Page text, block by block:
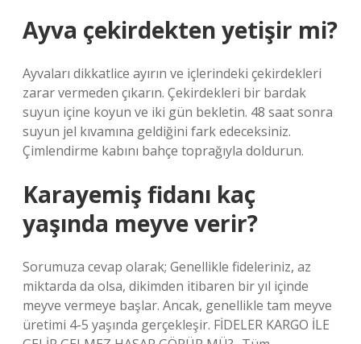
Ayva çekirdekten yetişir mi?
Ayvaları dikkatlice ayırın ve içlerindeki çekirdekleri
zarar vermeden çıkarın. Çekirdekleri bir bardak
suyun içine koyun ve iki gün bekletin. 48 saat sonra
suyun jel kıvamına geldiğini fark edeceksiniz.
Çimlendirme kabını bahçe toprağıyla doldurun.
Karayemiş fidanı kaç
yaşında meyve verir?
Sorumuza cevap olarak; Genellikle fideleriniz, az
miktarda da olsa, dikimden itibaren bir yıl içinde
meyve vermeye başlar. Ancak, genellikle tam meyve
üretimi 4-5 yaşında gerçekleşir. FİDELER KARGO İLE